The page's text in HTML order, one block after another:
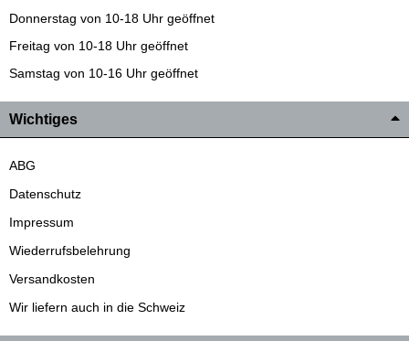
Donnerstag von 10-18 Uhr geöffnet
Freitag von 10-18 Uhr geöffnet
Samstag von 10-16 Uhr geöffnet
Wichtiges
ABG
Datenschutz
Impressum
Wiederrufsbelehrung
Versandkosten
Wir liefern auch in die Schweiz